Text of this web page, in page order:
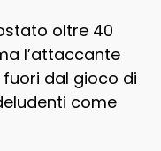
oltre 40
l’attaccante
dal gioco di
come